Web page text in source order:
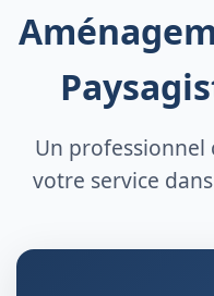
Un
votre service